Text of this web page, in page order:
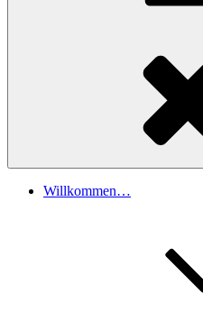
Willkommen…